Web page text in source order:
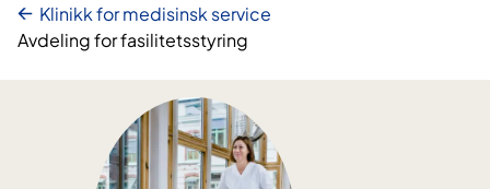
Klinikk for medisinsk service
Avdeling for fasilitetsstyring